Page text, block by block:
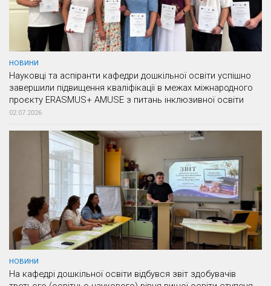
НОВИНИ
Науковці та аспіранти кафедри дошкільної освіти успішно
завершили підвищення кваліфікації в межах міжнародного
проєкту ERASMUS+ AMUSE з питань інклюзивної освіти
02.07.2026
НОВИНИ
На кафедрі дошкільної освіти відбувся звіт здобувачів